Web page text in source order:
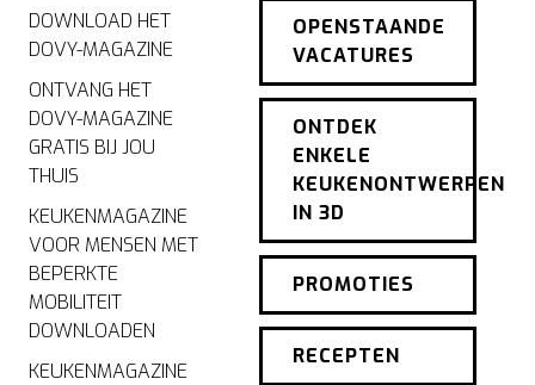
DOWNLOAD HET
DOVY-MAGAZINE
ONTVANG HET
DOVY-MAGAZINE
GRATIS BIJ JOU
THUIS
KEUKENMAGAZINE
VOOR MENSEN MET
BEPERKTE
MOBILITEIT
DOWNLOADEN
KEUKENMAGAZINE
OPENSTAANDE
VACATURES
ONTDEK
ENKELE
KEUKENONTWERPEN
IN 3D
PROMOTIES
RECEPTEN